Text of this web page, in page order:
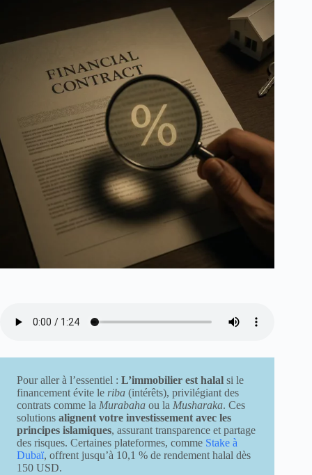
Pour aller à l’essentiel : L’immobilier est halal si le
financement évite le riba (intérêts), privilégiant des
contrats comme la Murabaha ou la Musharaka. Ces
solutions alignent votre investissement avec les
principes islamiques, assurant transparence et partage
des risques. Certaines plateformes, comme Stake à
Dubaï, offrent jusqu’à 10,1 % de rendement halal dès
150 USD.